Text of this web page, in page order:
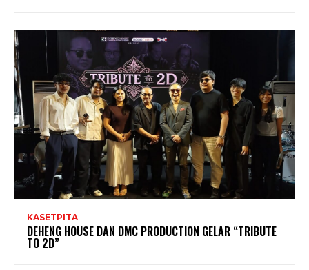
KASETPITA
DEHENG HOUSE DAN DMC PRODUCTION GELAR “TRIBUTE
TO 2D”